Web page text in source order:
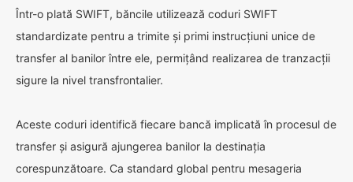
Într-o plată SWIFT, băncile utilizează coduri SWIFT
standardizate pentru a trimite și primi instrucțiuni unice de
transfer al banilor între ele, permițând realizarea de tranzacții
sigure la nivel transfrontalier.
Aceste coduri identifică fiecare bancă implicată în procesul de
transfer și asigură ajungerea banilor la destinația
corespunzătoare. Ca standard global pentru mesageria